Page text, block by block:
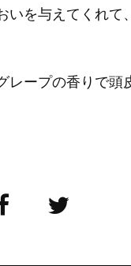
いを与えてくれて
レープの香りで頭